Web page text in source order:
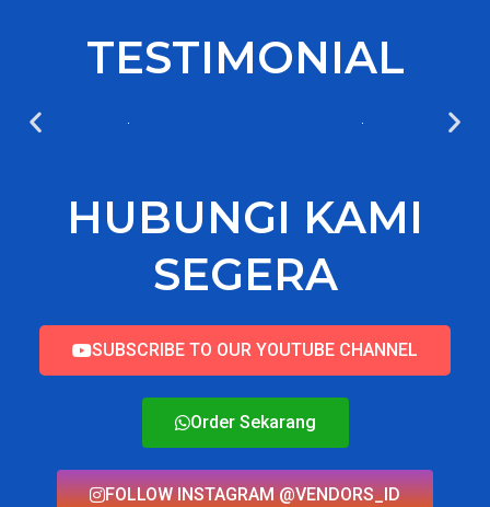
TESTIMONIAL
HUBUNGI KAMI
SEGERA
SUBSCRIBE TO OUR YOUTUBE CHANNEL
Order Sekarang
FOLLOW INSTAGRAM @VENDORS_ID